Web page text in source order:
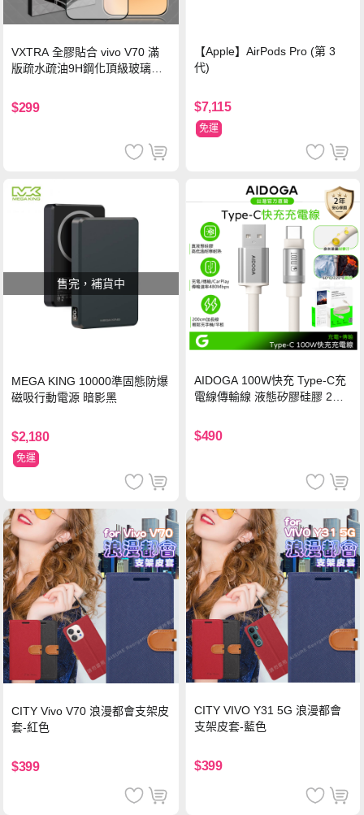
VXTRA 全膠貼合 vivo V70 滿
版疏水疏油9H鋼化頂級玻璃貼
$299
【Apple】AirPods Pro (第 3
代)
$7,115
免運
售完，補貨中
MEGA KING 10000準固態防爆
磁吸行動電源 暗影黑
$2,180
免運
AIDOGA 100W快充 Type-C充
電線傳輸線 液態矽膠硅膠 2M
$490
CITY Vivo V70 浪漫都會支架皮
套-紅色
$399
CITY VIVO Y31 5G 浪漫都會
支架皮套-藍色
$399